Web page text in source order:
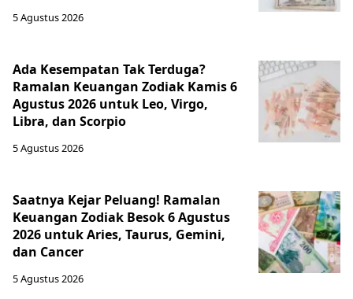
5 Agustus 2026
Ada Kesempatan Tak Terduga?
Ramalan Keuangan Zodiak Kamis 6
Agustus 2026 untuk Leo, Virgo,
Libra, dan Scorpio
5 Agustus 2026
Saatnya Kejar Peluang! Ramalan
Keuangan Zodiak Besok 6 Agustus
2026 untuk Aries, Taurus, Gemini,
dan Cancer
5 Agustus 2026